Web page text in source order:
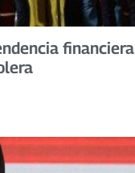
financiera